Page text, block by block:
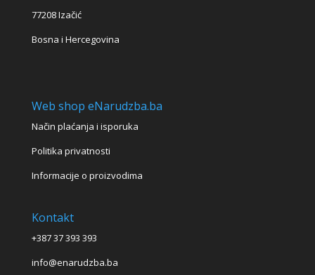
77208 Izačić
Bosna i Hercegovina
Web shop eNarudzba.ba
Način plaćanja i isporuka
Politika privatnosti
Informacije o proizvodima
Kontakt
+387 37 393 393
info@enarudzba.ba